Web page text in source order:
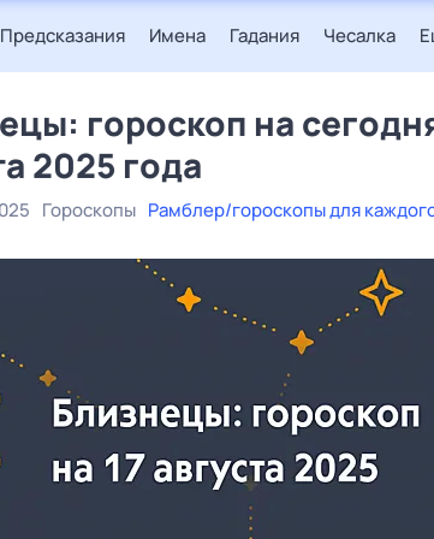
Предсказания Имена Гадания Чесалка
гороскоп на
2025 года
Гороскопы Рамблер/гороскопы для